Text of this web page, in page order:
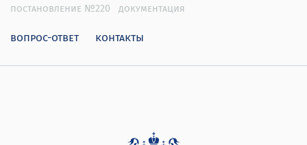
постановление №220 документация
вопрос-ответ контакты